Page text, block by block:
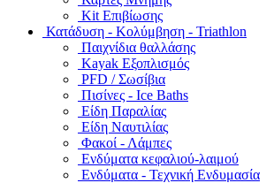
Kit Επιβίωσης
Κατάδυση - Κολύμβηση - Triathlon
Παιχνίδια θαλλάσης
Kayak Εξοπλισμός
PFD / Σωσίβια
Πισίνες - Ice Baths
Είδη Παραλίας
Είδη Ναυτιλίας
Φακοί - Λάμπες
Ενδύματα κεφαλιού-λαιμού
Ενδύματα - Τεχνική Ενδυμασία